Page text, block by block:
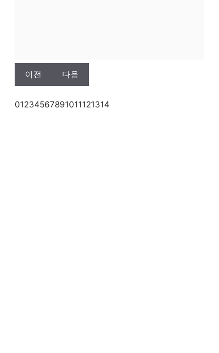
이전 다음
01234567891011121314